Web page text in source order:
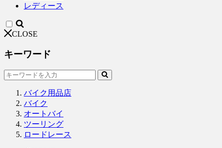
レディース
CLOSE
キーワード
バイク用品店
バイク
オートバイ
ツーリング
ロードレース